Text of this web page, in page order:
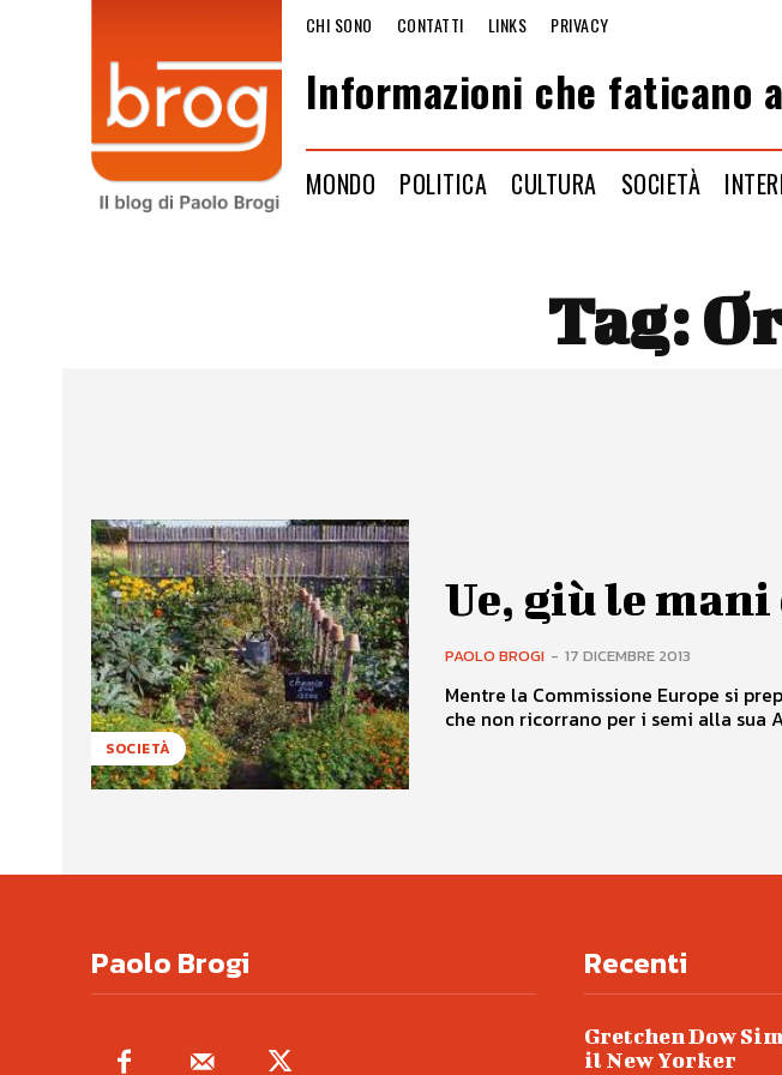
CHI SONO CONTATTI LINKS PRIVACY
Informazioni che faticano
MONDO POLITICA CULTURA SOCIETÀ
Tag:
SOCIETÀ
Ue, giù le
PAOLO BROGI - 17 DICEMBRE 2013
Mentre la Commissione Europe si
che non ricorrano per i semi alla sua
Paolo Brogi Recenti
Gretchen Dow
il New Yorker